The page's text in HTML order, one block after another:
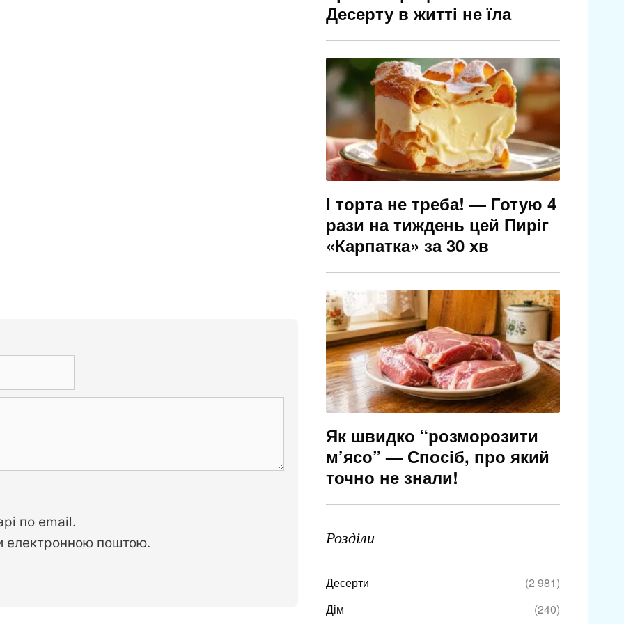
по email.
електронною поштою.
Десерту в житті не їла
І торта не треба! — Готую 4
рази на тиждень цей Пиріг
«Карпатка» за 30 хв
Як швидко “розморозити
м’ясо” — Спосіб, про який
точно не знали!
Розділи
Десерти
(2 981)
Дім
(240)